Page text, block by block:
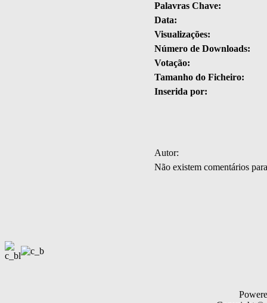
Palavras Chave:
Data:
Visualizações:
Número de Downloads:
Votação:
Tamanho do Ficheiro:
Inserida por:
Autor:
Não existem comentários